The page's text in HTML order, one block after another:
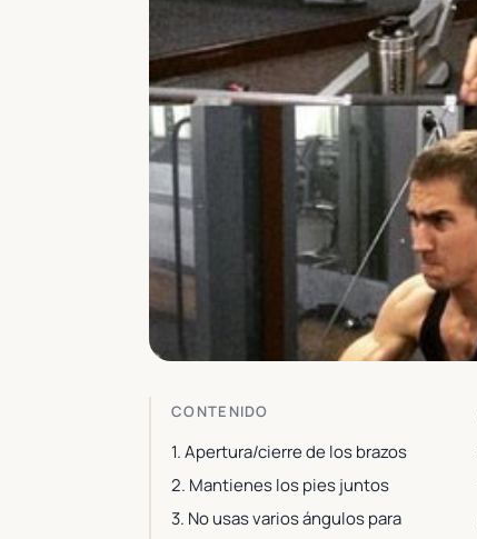
CONTENIDO
1. Apertura/cierre de los brazos
2. Mantienes los pies juntos
3. No usas varios ángulos para